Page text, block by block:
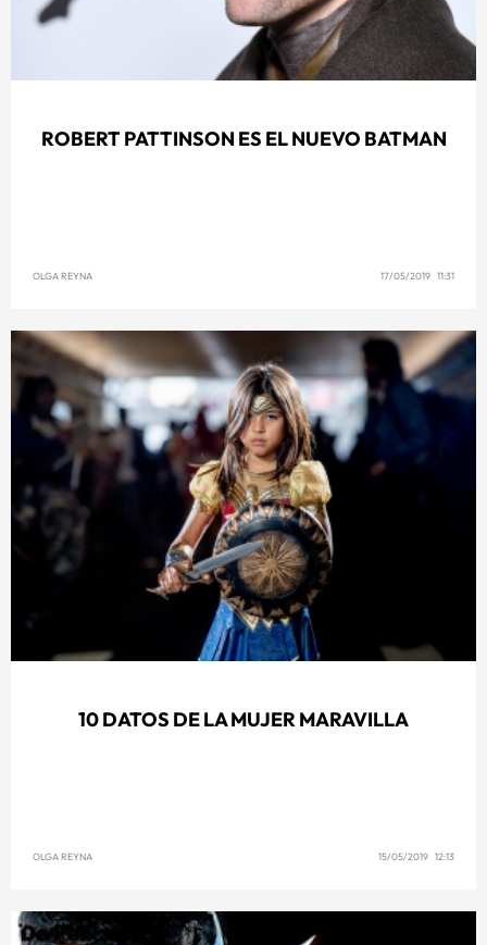
ROBERT PATTINSON ES EL NUEVO BATMAN
OLGA REYNA 17/05/2019 11:31
10 DATOS DE LA MUJER MARAVILLA
OLGA REYNA 15/05/2019 12:13